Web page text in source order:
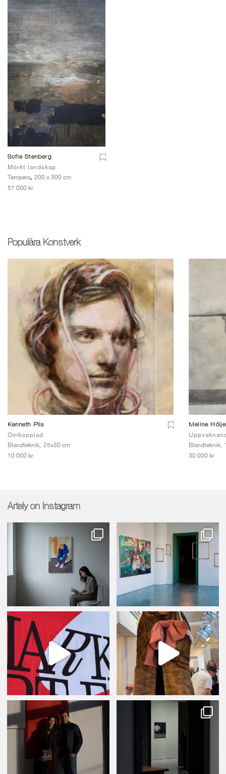
Sofie Stenberg
Mörkt landskap
Tempera, 200 x 300 cm
57 000 kr
Populära Konstverk
Kenneth Pils
Omkopplad
Blandteknik, 25x30 cm
10 000 kr
Meline
Blandteknik,
30 000 kr
Artely on Instagram